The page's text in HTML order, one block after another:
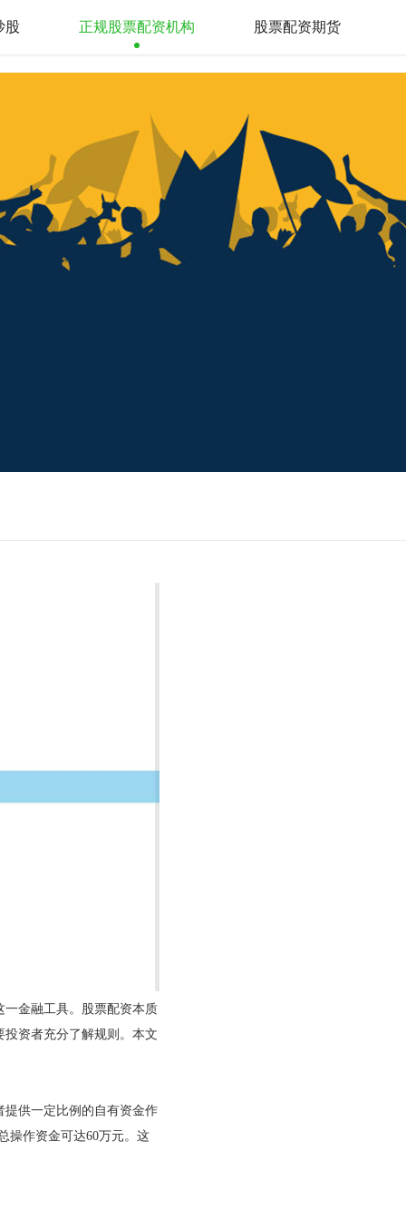
股 正规股票配资机构 股票配资期货
金融工具。股票配资本质
资者充分了解规则。本文
提供一定比例的自有资金作
操作资金可达60万元。这